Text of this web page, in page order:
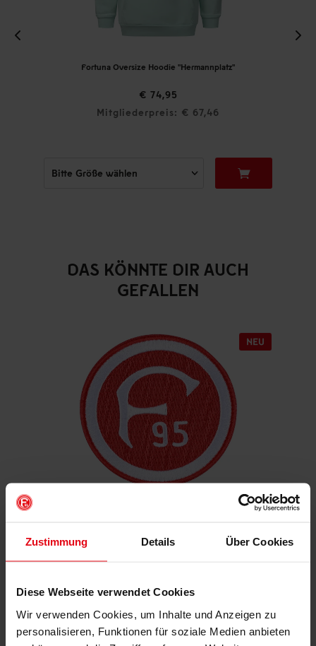
Zustimmung Details Über Cookies
Diese Webseite verwendet Cookies
Wir verwenden Cookies, um Inhalte und Anzeigen zu
personalisieren, Funktionen für soziale Medien anbieten
Fortuna Oversize Hoodie "Hermannplatz"
€ 74,95
Mitgliederpreis: € 67,46
DAS KÖNNTE DIR AUCH
GEFALLEN
€ 4,95
Mitgliederpreis: € 4,46
IN DEN WARENKORB